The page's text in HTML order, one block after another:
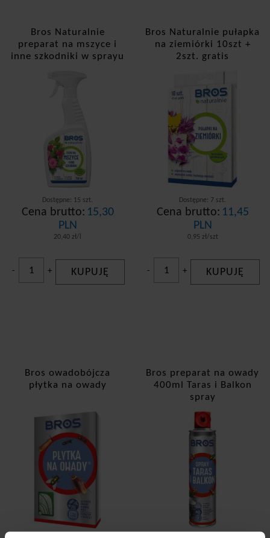
Bros Naturalnie
preparat na mszyce i
inne szkodniki w sprayu
Dostępne: 15 szt.
Cena brutto: 15,30
PLN
20,40 zł/l
- + KUPUJĘ
Bros Naturalnie pułapka
na ziemiórki 10szt +
2szt. gratis
Dostępne: 7 szt.
Cena brutto: 11,45
PLN
0,95 zł/szt
- + KUPUJĘ
Bros owadobójcza
płytka na owady
Bros preparat na owady
400ml Taras i Balkon
spray